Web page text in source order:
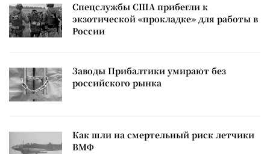
Спецслужбы США прибегли к
экзотической «прокладке» для работы в
России
Заводы Прибалтики умирают без
российского рынка
Как шли на смертельный риск летчики
ВМФ